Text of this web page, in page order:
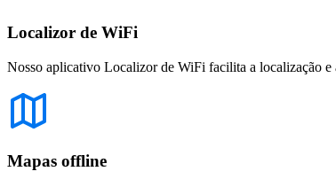
Localizor de WiFi
Nosso aplicativo Localizor de WiFi facilita a localização e
Mapas offline